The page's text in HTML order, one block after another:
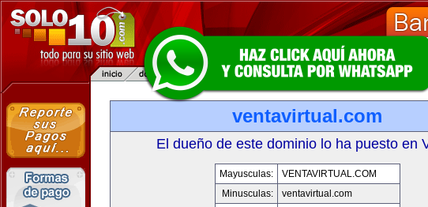
ventavirtual.com
El dueño de este dominio lo ha puesto en
Mayusculas:
VENTAVIRTUAL.COM
Minusculas:
ventavirtual.com